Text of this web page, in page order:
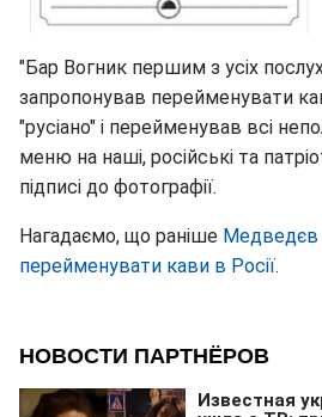
"Бар Вогник першим з усіх
запропонував перейменувати
"русіано" і перейменував всі
меню на наші, російські та
підписі до фотографії.
Нагадаємо, що раніше Медведєв
перейменувати кави в Росії.